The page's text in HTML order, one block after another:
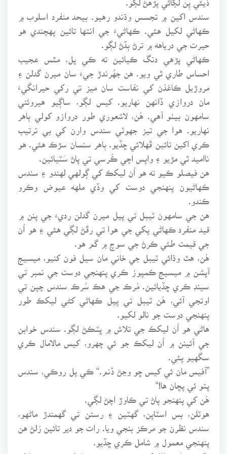
سندس اکين ۾ تجسس وڌندو رهيو. بيحد منفرد اسلوب ۾
ڪهاڻي لکيل هئي. ڪهاڻيءَ جي انتها تائين پهچندي هو
حيرت جي درياهه ۾ ترڻ ٻڏڻ لڳو.
ڪهاڻي پڙهي دنگ ڪيائين ته ڪي پل، مٿس عجيب
احساس طاري ٿي ويو. هن جهُرندڙ جيءَ سان ميرن گدلن ۽
مروڙيل ڪاغذن کي نفاست سان ميز تي رکي حيرانگيءَ
مان دروازي ڏانهن نهاريو. کيس لڳو، ساڳيو هيروئني
سامهون بيٺو آهي. هُن، لاشعوري طور دروازو کولي ٻاهر
نهاريو. هوا جي تيز جهوٽي سندس وارن کي بي ترتيب
ڪري اکين تائين ڦهلائي ڇڏيو. ٻاهر سنسان سڙڪ هئي. هو
نااميد ٿي مڙيو ۽ واپس اچي ڪُرسي تي پاڻ سَٽيائين.
هن فيصلو ڪيو ته هو اُن ليکڪ کي ڳولهي لهندو ۽ سندس
ڪهاڻيون پنهنجي دوست کي وڏي ملهه عيوض وڪرو
هن جي سامهون ٽيبل تي پيل ميرن گدلن رديءَ جي پنن ۾
قيد منفرد ڪهاڻي پکي جي هوا تي رڦڻ لڳي هئي ۽ هو اُن
جي قيمت طئي ڪرڻ جي سوچ ۾ گم هو.
هُن، هٿ وڌائي ٽيبل جي خاني مان سيل فون کنيو، ميسيج
آپشن ۾ ميسيج ڪمپوز ڪري پنهنجي دوست جي نمبر تي
سينڊ ڪري ڇڏيائين. مُرڪ جي هڪ سُرڪ سندس چپن تي
اوتجي آئي، هُن ٽيبل تي پيل ڪهاڻي کڻي ليکڪ طور
پنهنجي دوست جو نالو لکيو.
هاڻي هو اُن ليکڪ جي تلاش ۾ ڀٽڪڻ لڳو. سندس خوابن
جي آئينن ۾ اُن ليکڪ جو ئي چهرو، کيس مالامال ڪري
سگهيو پئي.
”آفيس مان ئي کيس ڇو وڃڻ ڏنم.“ ڪي پل روڪي، سندس
پتو ئي پڇان ها!“
هُن کي پنهنجو پاڻ تي ڪاوڙ اچڻ لڳي.
هوٽلن، بس اسٽاپن، گهٽين ۽ رستن تي گهمندڙ ماڻهو،
سندس نظرن جو مرڪز بنجي ويا. رات جو دير تائين رُلڻ هن
پنهنجي معمول ۾ شامل ڪري ڇڏيو.
فقيرن جا ٺڪاڻا، کدڙن جون مڙهيون، بازار حسن جي دلالن